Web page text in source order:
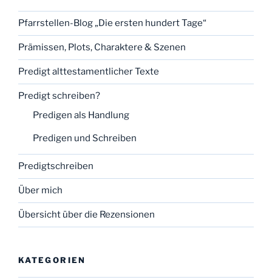
Pfarrstellen-Blog „Die ersten hundert Tage“
Prämissen, Plots, Charaktere & Szenen
Predigt alttestamentlicher Texte
Predigt schreiben?
Predigen als Handlung
Predigen und Schreiben
Predigtschreiben
Über mich
Übersicht über die Rezensionen
KATEGORIEN